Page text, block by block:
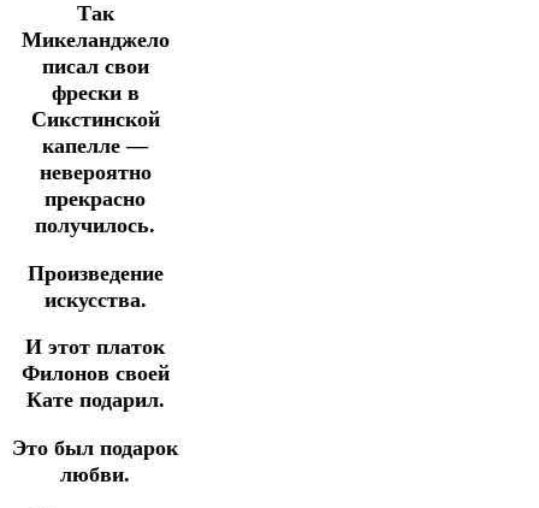
Так
Микеланджело
писал свои
фрески в
Сикстинской
капелле —
невероятно
прекрасно
получилось.
Произведение
искусства.
И этот платок
Филонов своей
Кате подарил.
Это был подарок
любви.